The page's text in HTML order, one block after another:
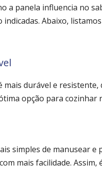
a panela influencia no
Abaixo,
mais durável e
opção para cozinhar
simples de manusear e
mais facilidade.